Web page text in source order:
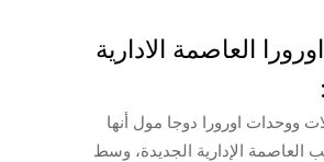
العاصمة الادارية
ووحدات اورورا دوجا مول أنها
العاصمة الإدارية الجديدة، وسط